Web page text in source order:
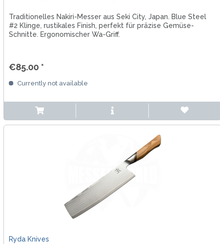
Traditionelles Nakiri-Messer aus Seki City, Japan. Blue Steel
#2 Klinge, rustikales Finish, perfekt für präzise Gemüse-
Schnitte. Ergonomischer Wa-Griff.
€85.00 *
Currently not available
Ryda Knives